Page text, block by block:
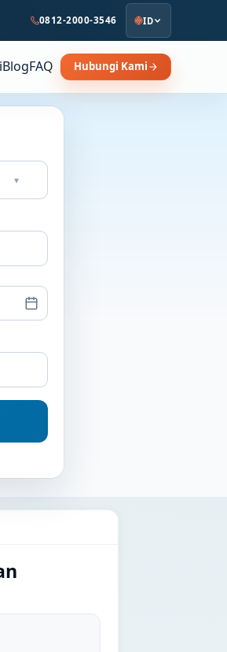
0812-2000-3546 ID
BlogFAQ Hubungi Kami
▾